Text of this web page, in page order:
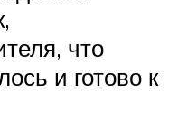
что
и готово к